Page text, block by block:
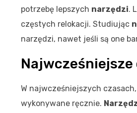
potrzebę lepszych narzędzi.
częstych relokacji. Studiując
narzędzi, nawet jeśli są one
W najwcześniejszych
wykonywane ręcznie.